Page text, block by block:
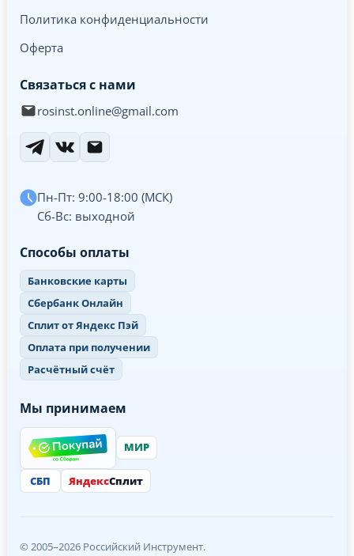
Политика конфиденциальности
Оферта
Связаться с нами
rosinst.online@gmail.com
Пн-Пт: 9:00-18:00 (МСК)
Сб-Вс: выходной
Способы оплаты
Банковские карты
Сбербанк Онлайн
Сплит от Яндекс Пэй
Оплата при получении
Расчётный счёт
Мы принимаем
МИР
СБП ЯндексСплит
© 2005–2026 Российский Инструмент.